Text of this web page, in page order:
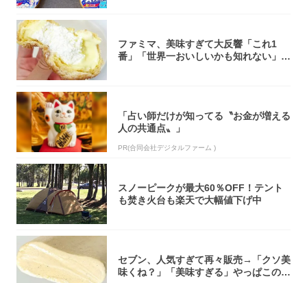
ファミマ、美味すぎて大反響「これ1
番」「世界一おいしいかも知れない」
「占い師だけが知ってる〝お金が増える
人の共通点〟」
PR(合同会社デジタルファーム )
スノーピークが最大60％OFF！テント
も焚き火台も楽天で大幅値下げ中
セブン、人気すぎて再々販売→「クソ美
味くね？」「美味すぎる」やっぱこのク